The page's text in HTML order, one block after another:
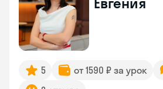
5 от 1590 ₽ за урок